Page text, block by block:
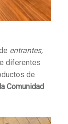
entrantes,
diferentes
de
Comunidad